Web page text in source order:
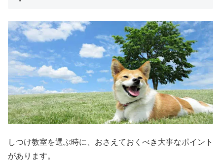
しつけ教室を選ぶ時に、おさえておくべき大事なポイント
があります。